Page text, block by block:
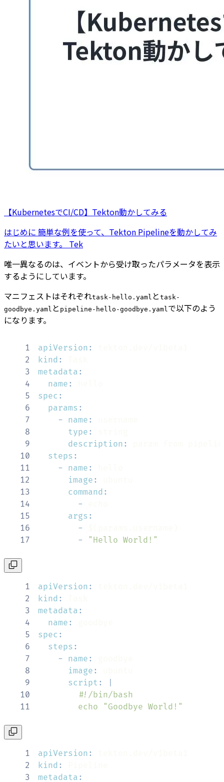
【KubernetesでCI/CD】Tekton動かしてみる
はじめに 簡単な例を使って、Tekton Pipelineを動かしてみ
たいと思います。 Tek
唯一異なるのは、イベントから受け取ったパラメータを表示
するようにしています。
マニフェストはそれぞれtask-hello.yaml と task-
goodbye.yaml と pipeline-hello-goodbye.yaml で以下のよう
になります。
1 apiVersion :
2
kind :
3
metadata :
4
name :
5
spec :
6
params :
7
- name :
8
type :
9
description :
10
steps :
11
- name :
12
image :
13
command :
14
-
15
args :
16
-
17
- "Hello World!"
1 apiVersion :
2
kind :
3
metadata :
4
name :
5
spec :
6
steps :
7
- name :
8
image :
9
script :
10
11
        echo "Goodbye World!"
1 apiVersion :
2
kind :
3
metadata :